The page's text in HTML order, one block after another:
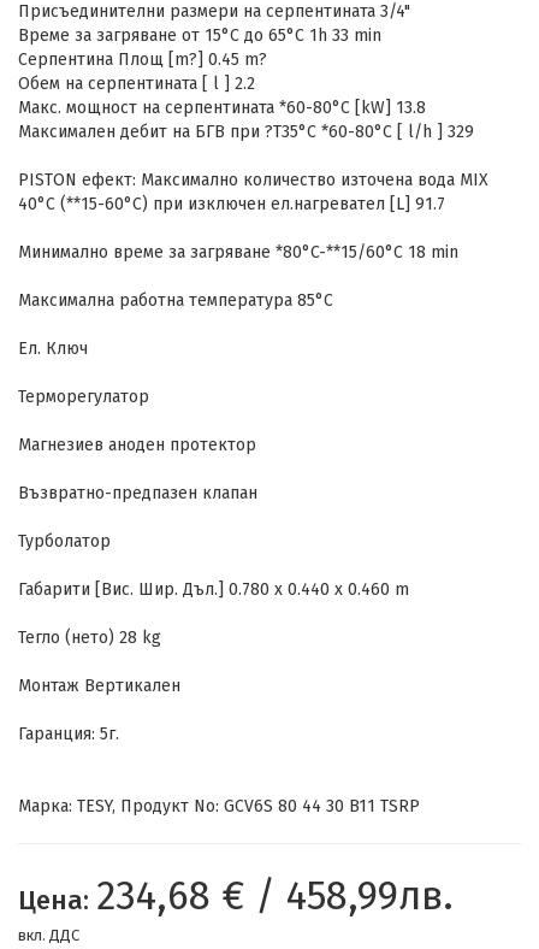
Присъединителни размери на серпентината 3/4"
Време за загряване от 15°C до 65°C 1h 33 min
Серпентина Площ [m?] 0.45 m?
Обем на серпентината [ l ] 2.2
Макс. мощност на серпентината *60-80°C [kW] 13.8
Максимален дебит на БГВ при ?T35°C *60-80°C [ l/h ] 329
PISTON ефект: Максимално количество източена вода MIX
40°C (**15-60°C) при изключен ел.нагревател [L] 91.7
Минимално време за загряване *80°C-**15/60°C 18 min
Максимална работна температура 85°C
Ел. Ключ
Терморегулатор
Магнезиев аноден протектор
Възвратно-предпазен клапан
Турболатор
Габарити [Вис. Шир. Дъл.] 0.780 x 0.440 x 0.460 m
Тегло (нето) 28 kg
Монтаж Вертикален
Гаранция: 5г.
Марка: TESY, Продукт No: GCV6S 80 44 30 B11 TSRP
Цена: 234,68 € / 458,99лв.
вкл. ДДС